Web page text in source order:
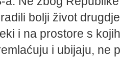
bolji život
i na prostore s
i ubijaju, ne